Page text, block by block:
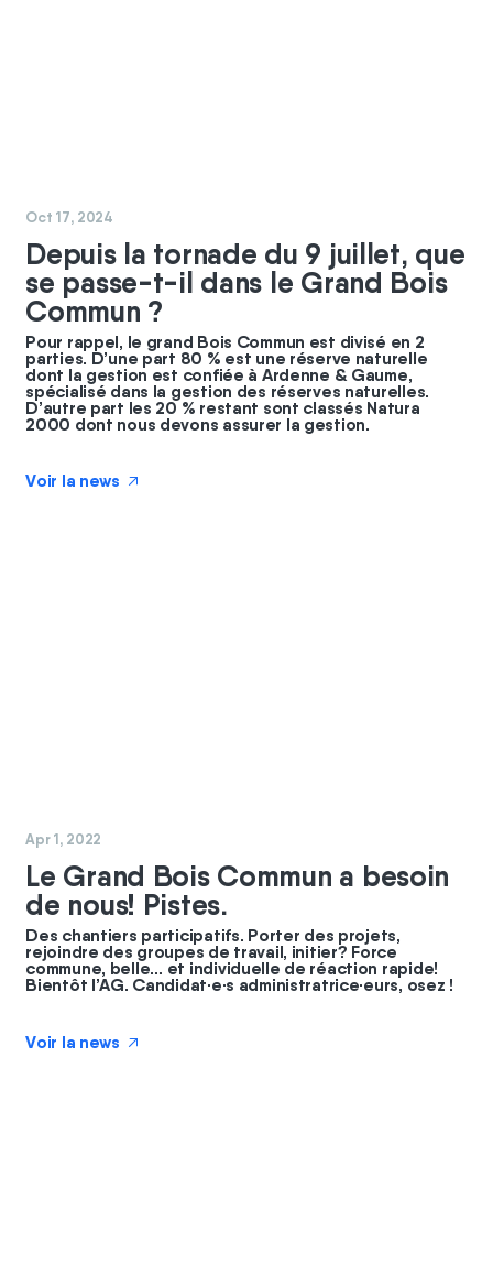
#nature
Oct 17, 2024
Depuis la tornade du 9 juillet, que
se passe-t-il dans le Grand Bois
Commun ?
Pour rappel, le grand Bois Commun est divisé en 2
parties. D’une part 80 % est une réserve naturelle
dont la gestion est confiée à Ardenne & Gaume,
spécialisé dans la gestion des réserves naturelles.
D’autre part les 20 % restant sont classés Natura
2000 dont nous devons assurer la gestion.
Voir la news ↗
#chantier
Apr 1, 2022
Le Grand Bois Commun a besoin
de nous! Pistes.
Des chantiers participatifs. Porter des projets,
rejoindre des groupes de travail, initier? Force
commune, belle… et individuelle de réaction rapide!
Bientôt l’AG. Candidat·e·s administratrice·eurs, osez !
Voir la news ↗